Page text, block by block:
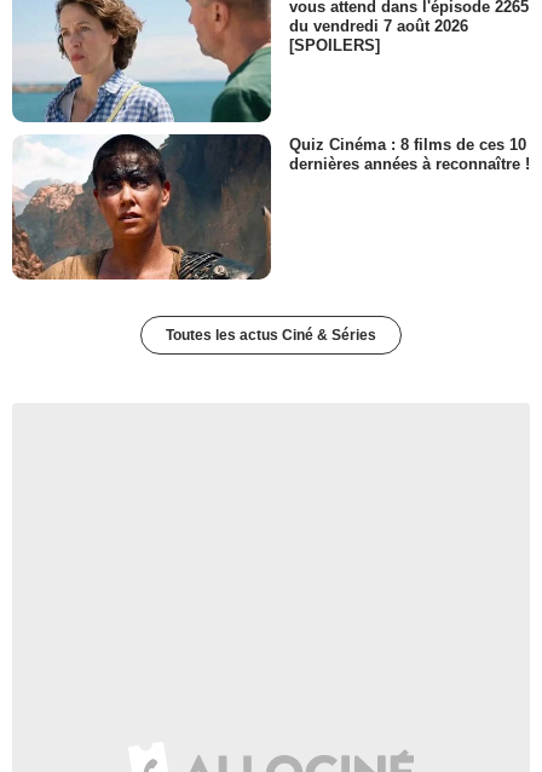
vous attend dans l'épisode 2265
du vendredi 7 août 2026
[SPOILERS]
Quiz Cinéma : 8 films de ces 10
dernières années à reconnaître !
Toutes les actus Ciné & Séries